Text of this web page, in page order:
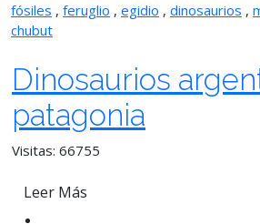
fósiles , feruglio , egidio , dinosaurios ,
chubut
Dinosaurios
patagonia
Visitas: 66755
Leer Más